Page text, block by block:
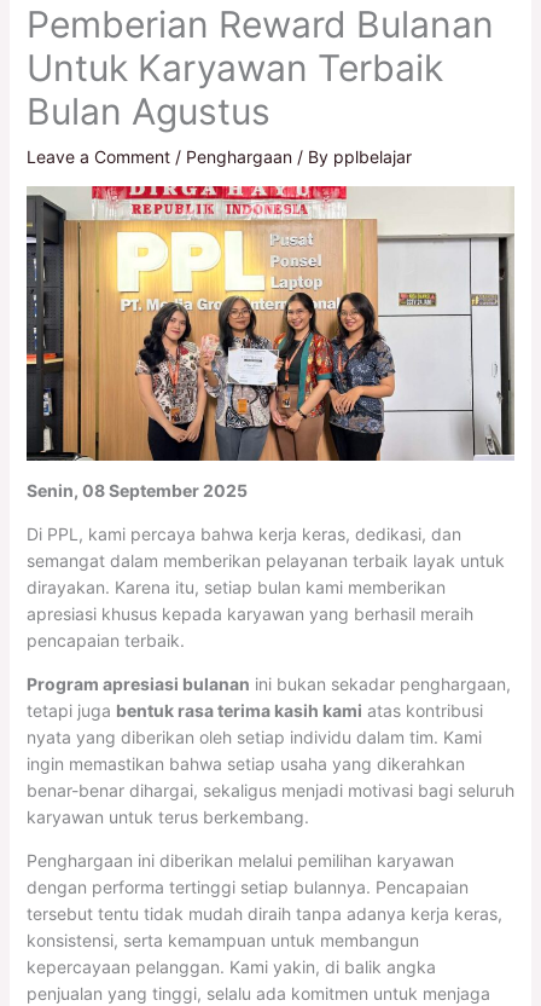
Pemberian Reward Bulanan
Untuk Karyawan Terbaik
Bulan Agustus
Leave a Comment / Penghargaan/ By pplbelajar
Senin, 08 September 2025
Di PPL, kami percaya bahwa kerja keras, dedikasi, dan
semangat dalam memberikan pelayanan terbaik layak untuk
dirayakan. Karena itu, setiap bulan kami memberikan
apresiasi khusus kepada karyawan yang berhasil meraih
pencapaian terbaik.
Program apresiasi bulanan ini bukan sekadar penghargaan,
tetapi juga bentuk rasa terima kasih kami atas kontribusi
nyata yang diberikan oleh setiap individu dalam tim. Kami
ingin memastikan bahwa setiap usaha yang dikerahkan
benar-benar dihargai, sekaligus menjadi motivasi bagi seluruh
karyawan untuk terus berkembang.
Penghargaan ini diberikan melalui pemilihan karyawan
dengan performa tertinggi setiap bulannya. Pencapaian
tersebut tentu tidak mudah diraih tanpa adanya kerja keras,
konsistensi, serta kemampuan untuk membangun
kepercayaan pelanggan. Kami yakin, di balik angka
penjualan yang tinggi, selalu ada komitmen untuk menjaga